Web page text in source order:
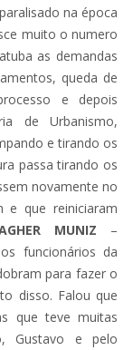
na época
muito o numero
as demandas
queda de
e depois
de Urbanismo,
e tirando os
passa tirando os
novamente no
e que reiniciaram
MUNIZ –
funcionários da
para fazer o
disso. Falou que
que teve muitas
Gustavo e pelo